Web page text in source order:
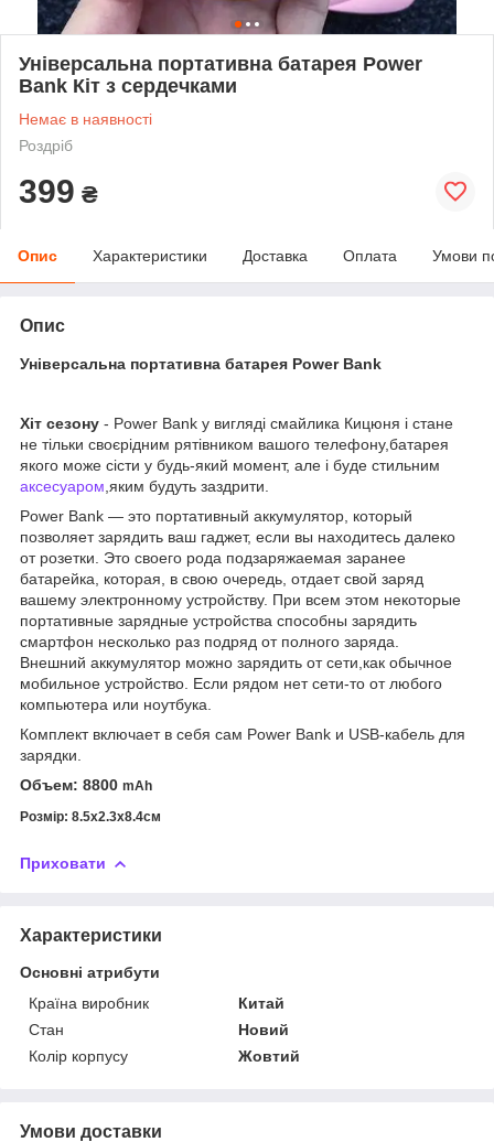
Універсальна портативна батарея Power
Bank Кіт з сердечками
Немає в наявності
Роздріб
399 ₴
Опис Характеристики Доставка Оплата Умови
Опис
Універсальна портативна батарея Power Bank
Хіт сезону - Power Bank у вигляді смайлика Кицюня і стане
не тільки своєрідним рятівником вашого телефону,батарея
якого може сісти у будь-який момент, але і буде стильним
аксесуаром ,яким будуть заздрити.
Power Bank — это портативный аккумулятор, который
позволяет зарядить ваш гаджет, если вы находитесь далеко
от розетки. Это своего рода подзаряжаемая заранее
батарейка, которая, в свою очередь, отдает свой заряд
вашему электронному устройству. При всем этом некоторые
портативные зарядные устройства способны зарядить
смартфон несколько раз подряд от полного заряда.
Внешний аккумулятор можно зарядить от сети,как обычное
мобильное устройство. Если рядом нет сети-то от любого
компьютера или ноутбука.
Комплект включает в себя сам Power Bank и USB-кабель для
зарядки.
Объем: 8800 mAh
Розмір: 8.5х2.3х8.4см
Приховати
Характеристики
Основні атрибути
Країна виробник
Китай
Стан
Новий
Колір корпусу
Жовтий
Умови доставки